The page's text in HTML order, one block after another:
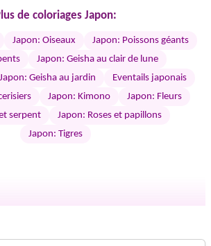
de coloriages Japon:
Japon: Oiseaux
Japon: Poissons géants
Japon: Geisha au clair de lune
Japon: Geisha au jardin
Eventails japonais
Japon: Kimono
Japon: Fleurs
serpent
Japon: Roses et papillons
Japon: Tigres